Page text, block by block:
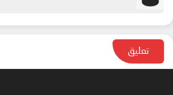
تعليق